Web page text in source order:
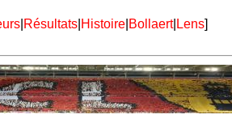
| Résultats| Histoire| Bollaert| Lens]